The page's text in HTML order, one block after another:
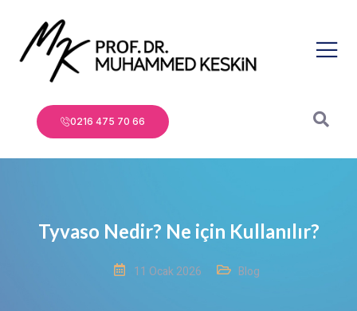
0216 475 70 66
Tyvaso Nedir? Ne için Kullanılır?
11 Ocak 2026 Blog